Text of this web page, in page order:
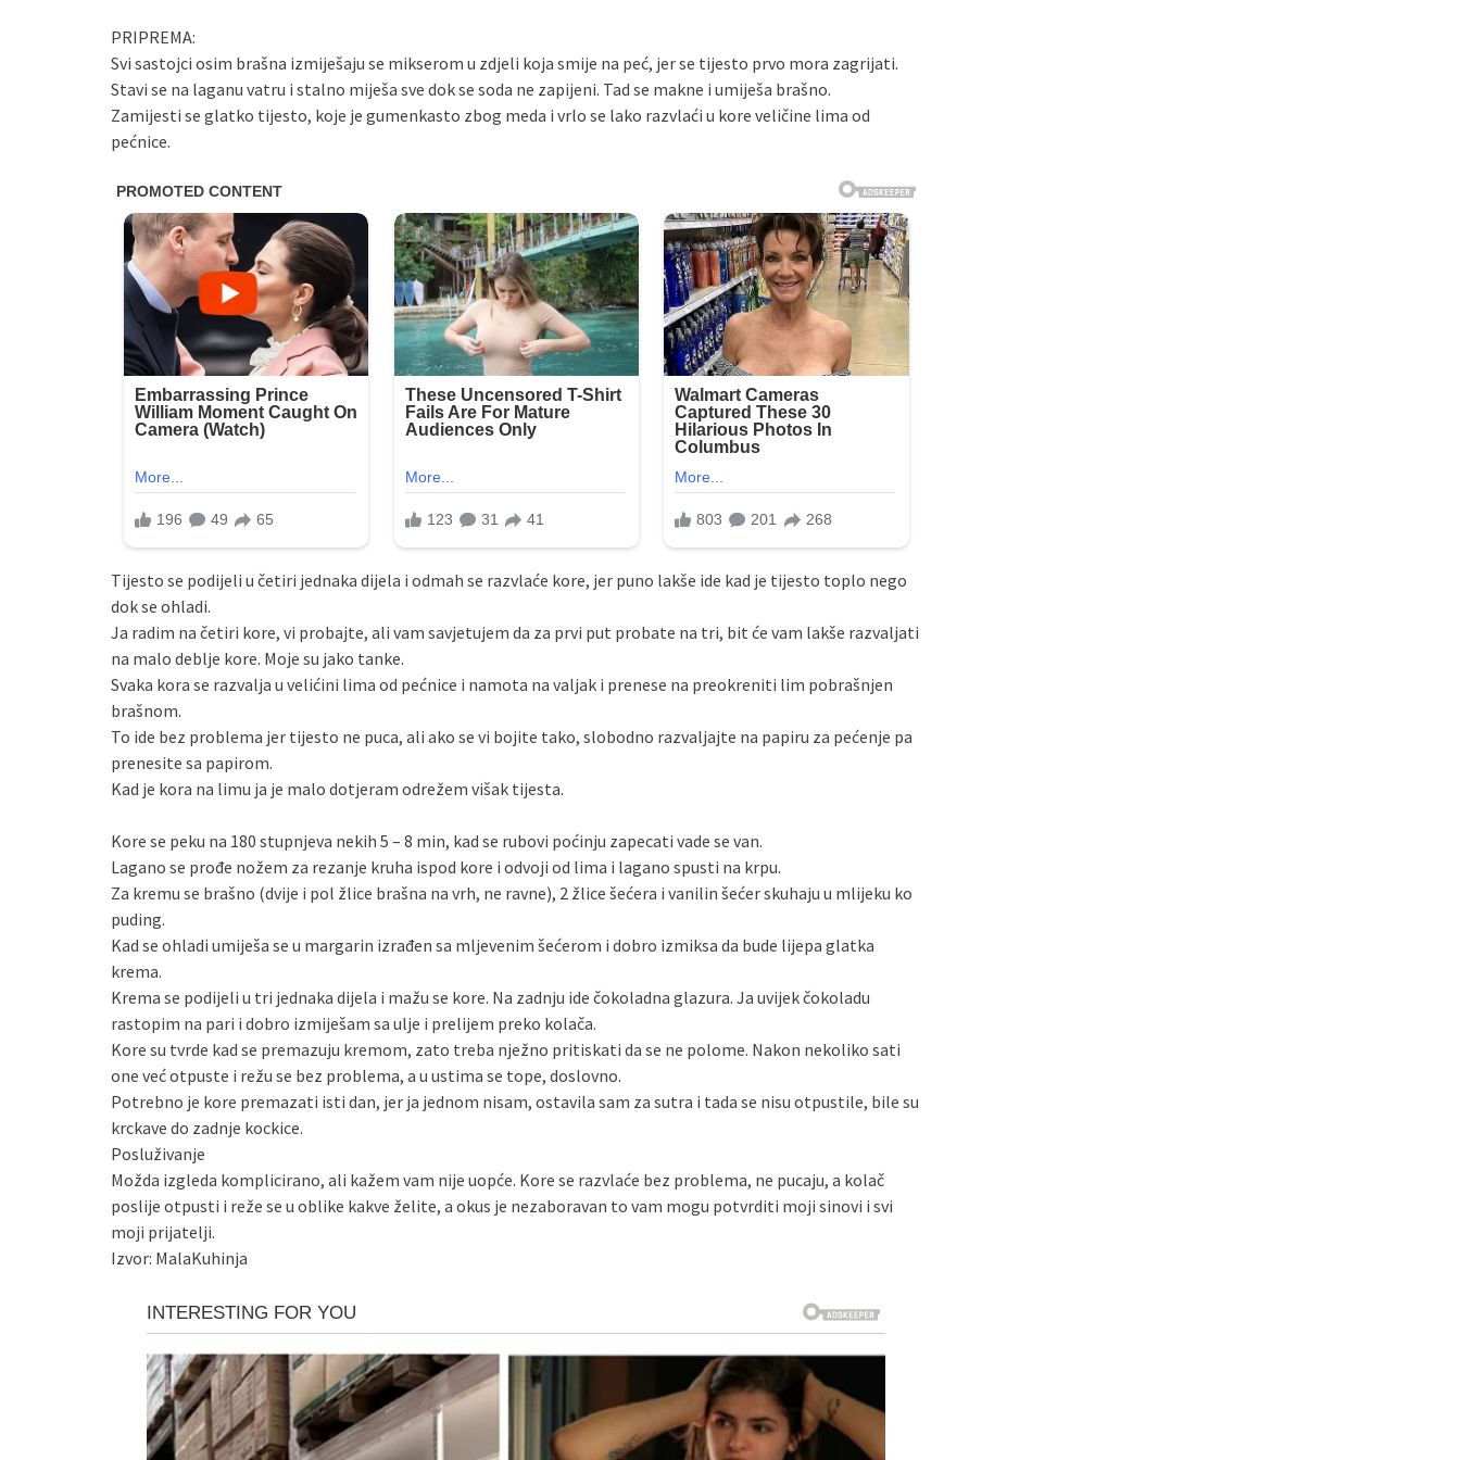
PRIPREMA:
Svi sastojci osim brašna izmiješaju se mikserom u zdjeli koja smije na peć, jer se tijesto prvo mora zagrijati.
Stavi se na laganu vatru i stalno miješa sve dok se soda ne zapijeni. Tad se makne i umiješa brašno.
Zamijesti se glatko tijesto, koje je gumenkasto zbog meda i vrlo se lako razvlaći u kore veličine lima od
pećnice.
Tijesto se podijeli u četiri jednaka dijela i odmah se razvlaće kore, jer puno lakše ide kad je tijesto toplo nego
dok se ohladi.
Ja radim na četiri kore, vi probajte, ali vam savjetujem da za prvi put probate na tri, bit će vam lakše razvaljati
na malo deblje kore. Moje su jako tanke.
Svaka kora se razvalja u velićini lima od pećnice i namota na valjak i prenese na preokreniti lim pobrašnjen
brašnom.
To ide bez problema jer tijesto ne puca, ali ako se vi bojite tako, slobodno razvaljajte na papiru za pećenje pa
prenesite sa papirom.
Kad je kora na limu ja je malo dotjeram odrežem višak tijesta.
Kore se peku na 180 stupnjeva nekih 5 – 8 min, kad se rubovi poćinju zapecati vade se van.
Lagano se prođe nožem za rezanje kruha ispod kore i odvoji od lima i lagano spusti na krpu.
Za kremu se brašno (dvije i pol žlice brašna na vrh, ne ravne), 2 žlice šećera i vanilin šećer skuhaju u mlijeku ko
puding.
Kad se ohladi umiješa se u margarin izrađen sa mljevenim šećerom i dobro izmiksa da bude lijepa glatka
krema.
Krema se podijeli u tri jednaka dijela i mažu se kore. Na zadnju ide čokoladna glazura. Ja uvijek čokoladu
rastopim na pari i dobro izmiješam sa ulje i prelijem preko kolača.
Kore su tvrde kad se premazuju kremom, zato treba nježno pritiskati da se ne polome. Nakon nekoliko sati
one već otpuste i režu se bez problema, a u ustima se tope, doslovno.
Potrebno je kore premazati isti dan, jer ja jednom nisam, ostavila sam za sutra i tada se nisu otpustile, bile su
krckave do zadnje kockice.
Posluživanje
Možda izgleda komplicirano, ali kažem vam nije uopće. Kore se razvlaće bez problema, ne pucaju, a kolač
poslije otpusti i reže se u oblike kakve želite, a okus je nezaboravan to vam mogu potvrditi moji sinovi i svi
moji prijatelji.
Izvor: MalaKuhinja